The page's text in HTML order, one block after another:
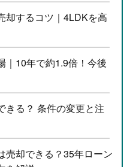
却するコツ｜4LDKを高
｜10年で約1.9倍！今後
きる？ 条件の変更と注
売却できる？35年ローン